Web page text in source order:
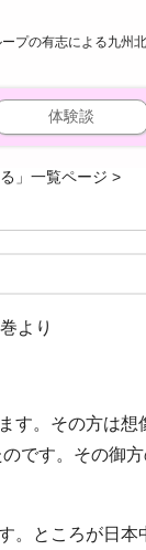
プの有志による九州
体験談
」一覧ページ >
より
す。その方は想
です。その御
。ところが日本